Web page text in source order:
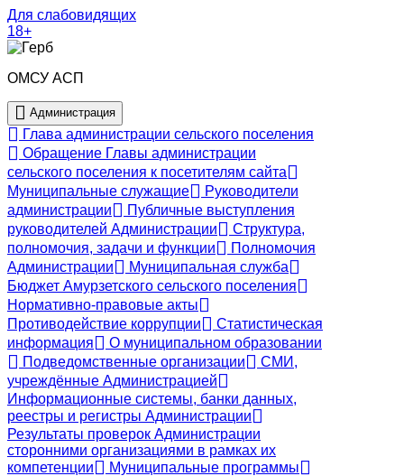
Для слабовидящих
18+
ОМСУ АСП
Администрация
Глава администрации сельского поселения
Обращение Главы администрации
сельского поселения к посетителям сайта
Муниципальные служащие
Руководители
администрации
Публичные выступления
руководителей Администрации
Структура,
полномочия, задачи и функции
Полномочия
Администрации
Муниципальная служба
Бюджет Амурзетского сельского поселения
Нормативно-правовые акты
Противодействие коррупции
Статистическая
информация
О муниципальном образовании
Подведомственные организации
СМИ,
учреждённые Администрацией
Информационные системы, банки данных,
реестры и регистры Администрации
Результаты проверок Администрации
сторонними организациями в рамках их
компетенции
Муниципальные программы